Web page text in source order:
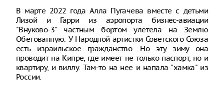
В марте 2022 года Алла Пугачева вместе с детьми
Лизой и Гарри из аэропорта бизнес-авиации
"Внуково-3" частным бортом улетела на Землю
Обетованную. У Народной артистки Советского Союза
есть израильское гражданство. Но эту зиму она
проводит на Кипре, где имеет не только паспорт, но и
квартиру, и виллу. Там-то на нее и напала "хамка" из
России.